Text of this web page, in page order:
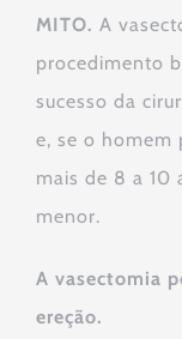
MITO. A
procedimento
sucesso da
e, se o homem
mais de 8 a 10
menor.
A vasectomia
ereção.